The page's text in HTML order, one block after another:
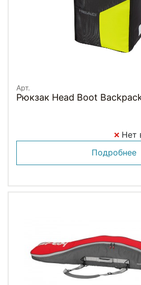
Арт.
Рюкзак Head Boot
Нет
Подробнее